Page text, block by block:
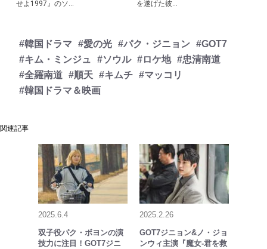
せよ1997』のソ...
を遂げた彼...
#韓国ドラマ #愛の光 #パク・ジニョン #GOT7
#キム・ミンジュ
#ソウル #ロケ地 #忠清南道
#全羅南道 #順天 #キムチ #マッコリ
#韓国ドラマ＆映画
関連記事
2025.6.4
双子役パク・ボヨンの演
技力に注目！GOT7ジニ
2025.2.26
GOT7ジニョン&ノ・ジョ
ンウィ主演『魔女-君を救